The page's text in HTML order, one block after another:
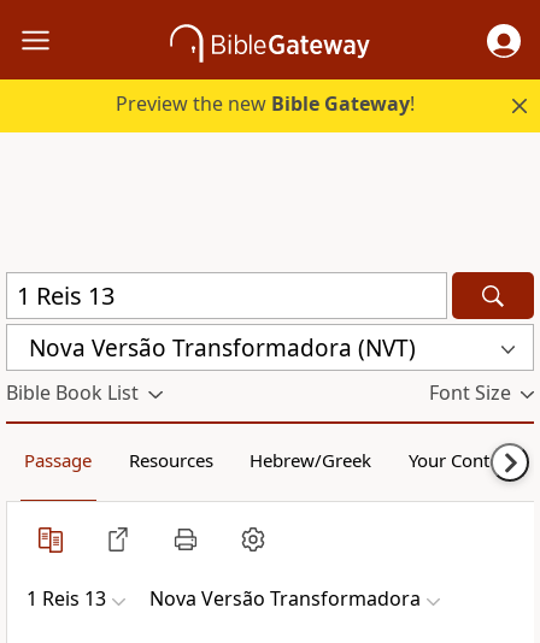
Preview the new Bible Gateway!
Nova Versão Transformadora (NVT)
Bible Book List Font Size
Passage Resources Hebrew/Greek Your Content
1 Reis 13 Nova Versão Transformadora